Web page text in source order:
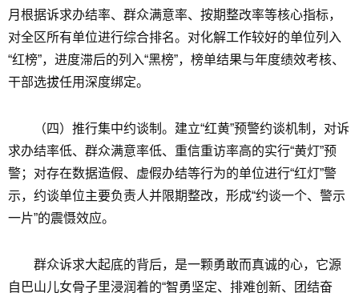
月根据诉求办结率、群众满意率、按期整改率等核心指标，
对全区所有单位进行综合排名。对化解工作较好的单位列入
“红榜”，进度滞后的列入“黑榜”，榜单结果与年度绩效考核、
干部选拔任用深度绑定。
（四）推行集中约谈制。建立“红黄”预警约谈机制，对诉
求办结率低、群众满意率低、重信重访率高的实行“黄灯”预
警；对存在数据造假、虚假办结等行为的单位进行“红灯”警
示，约谈单位主要负责人并限期整改，形成“约谈一个、警示
一片”的震慑效应。
群众诉求大起底的背后，是一颗勇敢而真诚的心，它源
自巴山儿女骨子里浸润着的“智勇坚定、排难创新、团结奋